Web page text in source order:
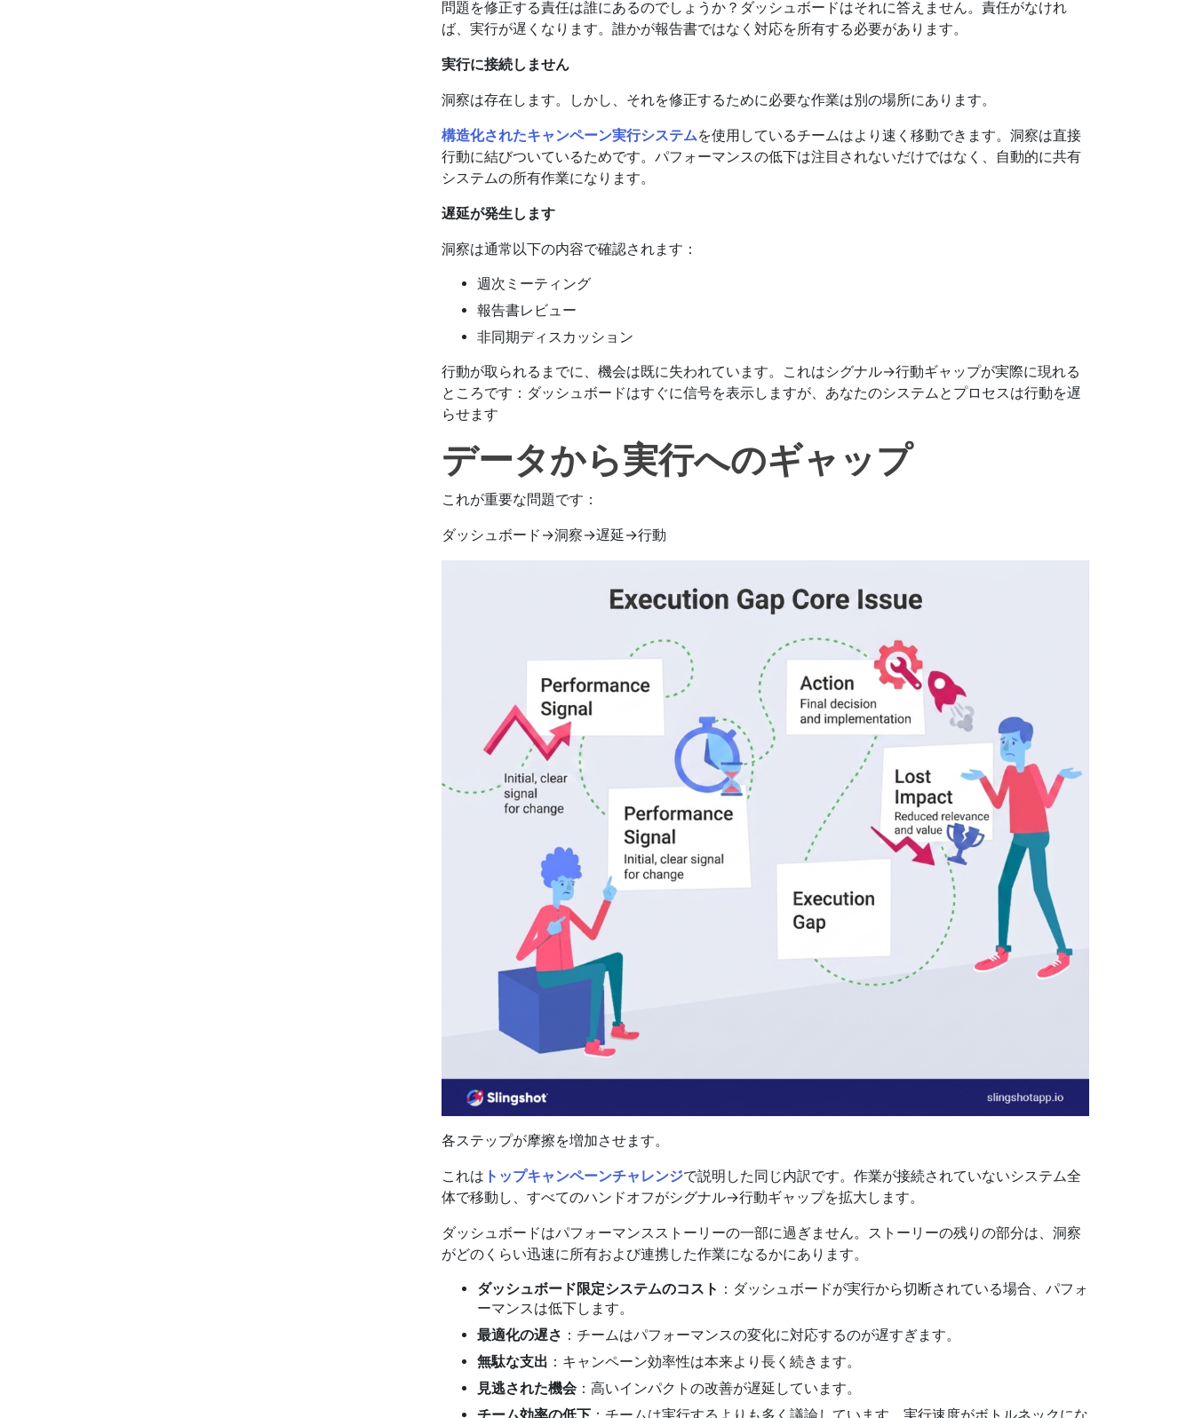
問題を修正する責任は誰にあるのでしょうか？ダッシュボードはそれに答えません。責任がなけれ
ば、実行が遅くなります。誰かが報告書ではなく対応を所有する必要があります。
実行に接続しません
洞察は存在します。しかし、それを修正するために必要な作業は別の場所にあります。
構造化されたキャンペーン実行システムを使用しているチームはより速く移動できます。洞察は直接
行動に結びついているためです。パフォーマンスの低下は注目されないだけではなく、自動的に共有
システムの所有作業になります。
遅延が発生します
洞察は通常以下の内容で確認されます：
週次ミーティング
報告書レビュー
非同期ディスカッション
行動が取られるまでに、機会は既に失われています。これはシグナル→行動ギャップが実際に現れる
ところです：ダッシュボードはすぐに信号を表示しますが、あなたのシステムとプロセスは行動を遅
らせます
データから実行へのギャップ
これが重要な問題です：
ダッシュボード→洞察→遅延→行動
各ステップが摩擦を増加させます。
これは トップキャンペーンチャレンジで説明した同じ内訳です。作業が接続されていないシステム全
体で移動し、すべてのハンドオフがシグナル→行動ギャップを拡大します。
ダッシュボードはパフォーマンスストーリーの一部に過ぎません。ストーリーの残りの部分は、洞察
がどのくらい迅速に所有および連携した作業になるかにあります。
ダッシュボード限定システムのコスト ：ダッシュボードが実行から切断されている場合、パフォ
ーマンスは低下します。
最適化の遅さ ：チームはパフォーマンスの変化に対応するのが遅すぎます。
無駄な支出 ：キャンペーン効率性は本来より長く続きます。
見逃された機会 ：高いインパクトの改善が遅延しています。